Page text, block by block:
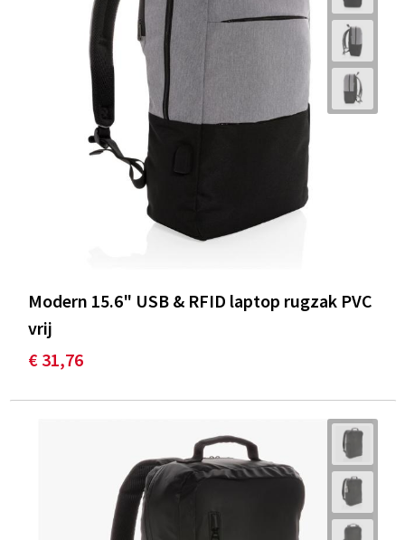
Modern 15.6" USB & RFID laptop rugzak PVC
vrij
€ 31,76